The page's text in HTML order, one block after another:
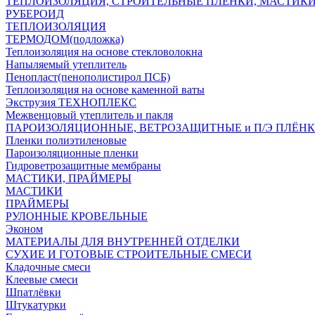
РУБЕРОИД
ТЕПЛОИЗОЛЯЦИЯ
ТЕРМОДОМ(подложка)
Теплоизоляция на основе стекловолокна
Напыляемый утеплитель
Пенопласт(пенополистирол ПСБ)
Теплоизоляция на основе каменной ваты
Экструзия ТЕХНОПЛЕКС
Межвенцовый утеплитель и пакля
ПАРОИЗОЛЯЦИОННЫЕ, ВЕТРОЗАЩИТНЫЕ и П/Э
Пленки полиэтиленовые
Пароизоляционные пленки
Гидроветрозащитные мембраны
МАСТИКИ, ПРАЙМЕРЫ
МАСТИКИ
ПРАЙМЕРЫ
РУЛОННЫЕ КРОВЕЛЬНЫЕ
Эконом
МАТЕРИАЛЫ ДЛЯ ВНУТРЕННЕЙ ОТДЕЛКИ
СУХИЕ И ГОТОВЫЕ СТРОИТЕЛЬНЫЕ СМЕСИ
Кладочные смеси
Клеевые смеси
Шпатлёвки
Штукатурки